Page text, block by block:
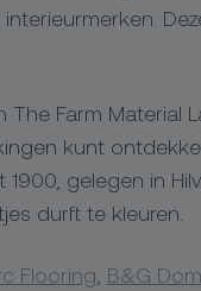
Farm Material
kunt
gelegen in
durft te kleuren.
Flooring B&G